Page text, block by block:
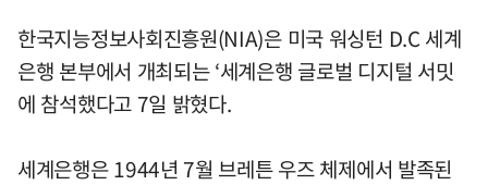
한국지능정보사회진흥원(NIA)은 미국 워싱턴 D.C 세계
은행 본부에서 개최되는 ‘세계은행 글로벌 디지털 서밋
에 참석했다고 7일 밝혔다.
세계은행은 1944년 7월 브레튼 우즈 체제에서 발족된